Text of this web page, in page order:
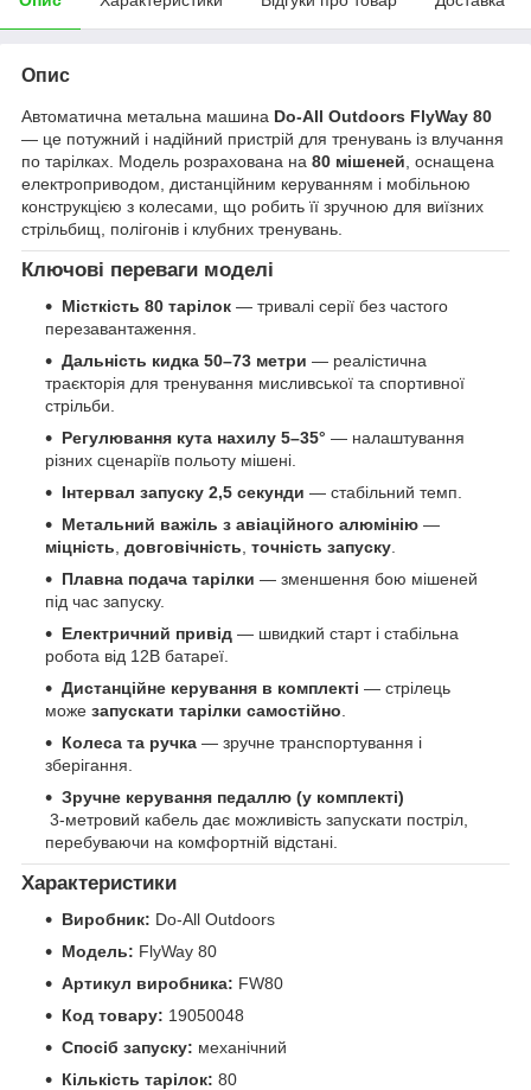
Опис
Автоматична метальна машина Do-All Outdoors FlyWay 80
— це потужний і надійний пристрій для тренувань із влучання
по тарілках. Модель розрахована на 80 мішеней, оснащена
електроприводом, дистанційним керуванням і мобільною
конструкцією з колесами, що робить її зручною для виїзних
стрільбищ, полігонів і клубних тренувань.
Ключові переваги моделі
Місткість 80 тарілок — тривалі серії без частого
перезавантаження.
Дальність кидка 50–73 метри — реалістична
траєкторія для тренування мисливської та спортивної
стрільби.
Регулювання кута нахилу 5–35° — налаштування
різних сценаріїв польоту мішені.
Інтервал запуску 2,5 секунди — стабільний темп.
Метальний важіль з авіаційного алюмінію —
міцність довговічність точність запуску
Плавна подача тарілки — зменшення бою мішеней
під час запуску.
Електричний привід — швидкий старт і стабільна
робота від 12В батареї.
Дистанційне керування в комплекті — стрілець
може запускати тарілки самостійно
Колеса та ручка — зручне транспортування і
зберігання.
Зручне керування педаллю (у комплекті)
3-метровий кабель дає можливість запускати постріл,
перебуваючи на комфортній відстані.
Характеристики
Виробник: Do-All Outdoors
Модель: FlyWay 80
Артикул виробника: FW80
Код товару: 19050048
Спосіб запуску: механічний
Кількість тарілок: 80